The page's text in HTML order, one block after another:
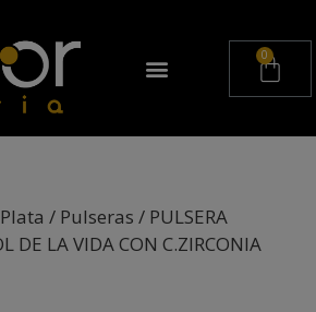
Plata / Pulseras / PULSERA
DE LA VIDA CON C.ZIRCONIA